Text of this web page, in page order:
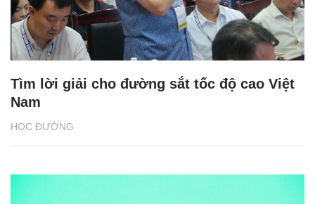
HỌC ĐƯỜNG
Tìm lời giải cho đường sắt tốc độ cao Việt
Nam